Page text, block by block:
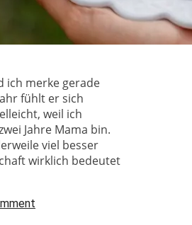
ich merke gerade
fühlt er sich
weil ich
Jahre Mama bin.
viel besser
wirklich bedeutet